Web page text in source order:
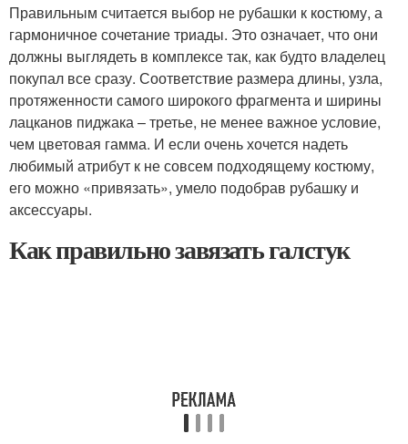
Правильным считается выбор не рубашки к костюму, а
гармоничное сочетание триады. Это означает, что они
должны выглядеть в комплексе так, как будто владелец
покупал все сразу. Соответствие размера длины, узла,
протяженности самого широкого фрагмента и ширины
лацканов пиджака – третье, не менее важное условие,
чем цветовая гамма. И если очень хочется надеть
любимый атрибут к не совсем подходящему костюму,
его можно «привязать», умело подобрав рубашку и
аксессуары.
Как правильно завязать галстук